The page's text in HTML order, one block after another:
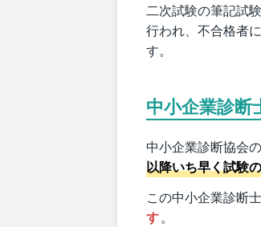
二次試験の筆記試
行われ、不合格者
す。
中小企業診断
中小企業診断協会
以降いち早く試験
この中小企業診断
す。